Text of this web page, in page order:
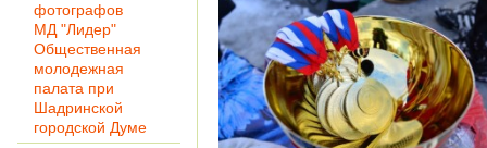
фотографов
МД "Лидер"
Общественная
молодежная
палата при
Шадринской
городской Думе